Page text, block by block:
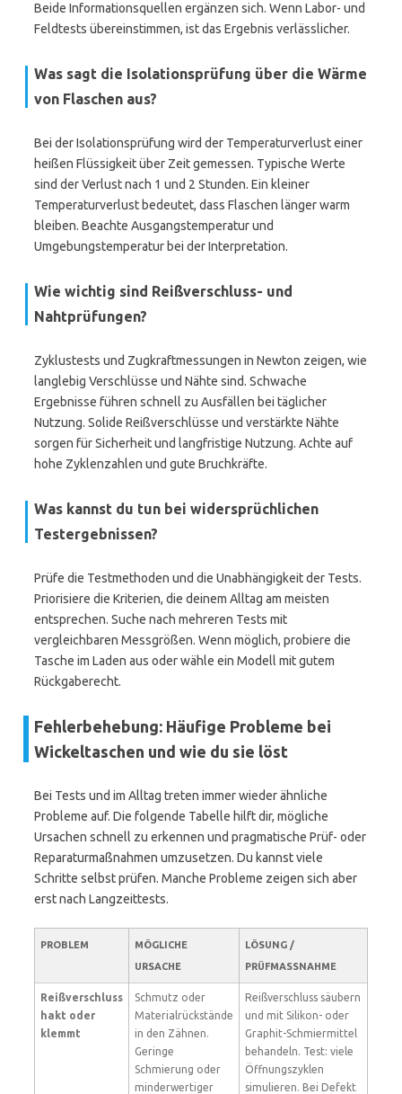
Beide Informationsquellen ergänzen sich. Wenn Labor- und
Feldtests übereinstimmen, ist das Ergebnis verlässlicher.
Was sagt die Isolationsprüfung über die Wärme
von Flaschen aus?
Bei der Isolationsprüfung wird der Temperaturverlust einer
heißen Flüssigkeit über Zeit gemessen. Typische Werte
sind der Verlust nach 1 und 2 Stunden. Ein kleiner
Temperaturverlust bedeutet, dass Flaschen länger warm
bleiben. Beachte Ausgangstemperatur und
Umgebungstemperatur bei der Interpretation.
Wie wichtig sind Reißverschluss- und
Nahtprüfungen?
Zyklustests und Zugkraftmessungen in Newton zeigen, wie
langlebig Verschlüsse und Nähte sind. Schwache
Ergebnisse führen schnell zu Ausfällen bei täglicher
Nutzung. Solide Reißverschlüsse und verstärkte Nähte
sorgen für Sicherheit und langfristige Nutzung. Achte auf
hohe Zyklenzahlen und gute Bruchkräfte.
Was kannst du tun bei widersprüchlichen
Testergebnissen?
Prüfe die Testmethoden und die Unabhängigkeit der Tests.
Priorisiere die Kriterien, die deinem Alltag am meisten
entsprechen. Suche nach mehreren Tests mit
vergleichbaren Messgrößen. Wenn möglich, probiere die
Tasche im Laden aus oder wähle ein Modell mit gutem
Rückgaberecht.
Fehlerbehebung: Häufige Probleme bei
Wickeltaschen und wie du sie löst
Bei Tests und im Alltag treten immer wieder ähnliche
Probleme auf. Die folgende Tabelle hilft dir, mögliche
Ursachen schnell zu erkennen und pragmatische Prüf- oder
Reparaturmaßnahmen umzusetzen. Du kannst viele
Schritte selbst prüfen. Manche Probleme zeigen sich aber
erst nach Langzeittests.
PROBLEM
MÖGLICHE
URSACHE
LÖSUNG /
PRÜFMASSNAHME
Reißverschluss
hakt oder
klemmt
Schmutz oder
Materialrückstände
in den Zähnen.
Geringe
Schmierung oder
minderwertiger
Reißverschluss säubern
und mit Silikon- oder
Graphit-Schmiermittel
behandeln. Test: viele
Öffnungszyklen
simulieren. Bei Defekt